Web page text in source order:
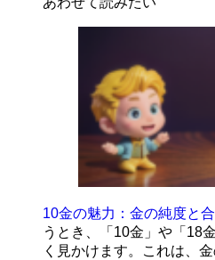
10金の魅力：金の純度と
うとき、「10金」や「18
く見かけます。これは、